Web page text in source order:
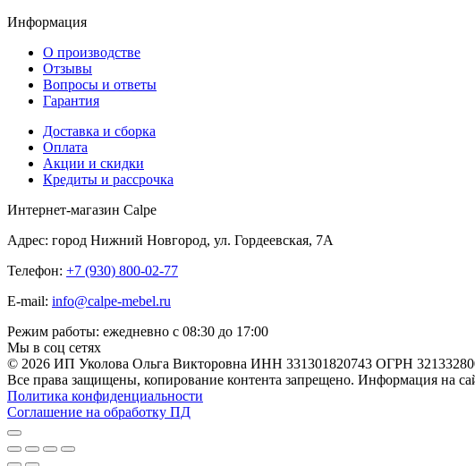
Информация
О производстве
Отзывы
Вопросы и ответы
Гарантия
Доставка и сборка
Оплата
Акции и скидки
Кредиты и рассрочка
Интернет-магазин Calpe
Адрес: город Нижний Новгород, ул. Гордеевская, 7А
Телефон: +7 (930) 800-02-77
E-mail: info@calpe-mebel.ru
Режим работы: ежедневно с 08:30 до 17:00
Мы в соц сетях
© 2026 ИП Уколова Ольга Викторовна ИНН 331301820743 ОГРН
Все права защищены, копирование контента запрещено. Информация на
Политика конфиденциальности
Соглашение на обработку ПД